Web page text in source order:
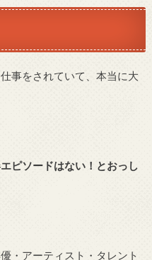
事をされていて、本当に大
ピソードはない！とおっし
・アーティスト・タレント